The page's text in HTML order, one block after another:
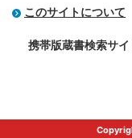
このサイトについて
携帯版蔵書検索サイ